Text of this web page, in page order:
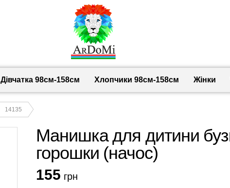
Дівчатка 98cм-158см Хлопчики 98см-158см Жінки
14135
Манишка для дитини
горошки (начос)
155 грн